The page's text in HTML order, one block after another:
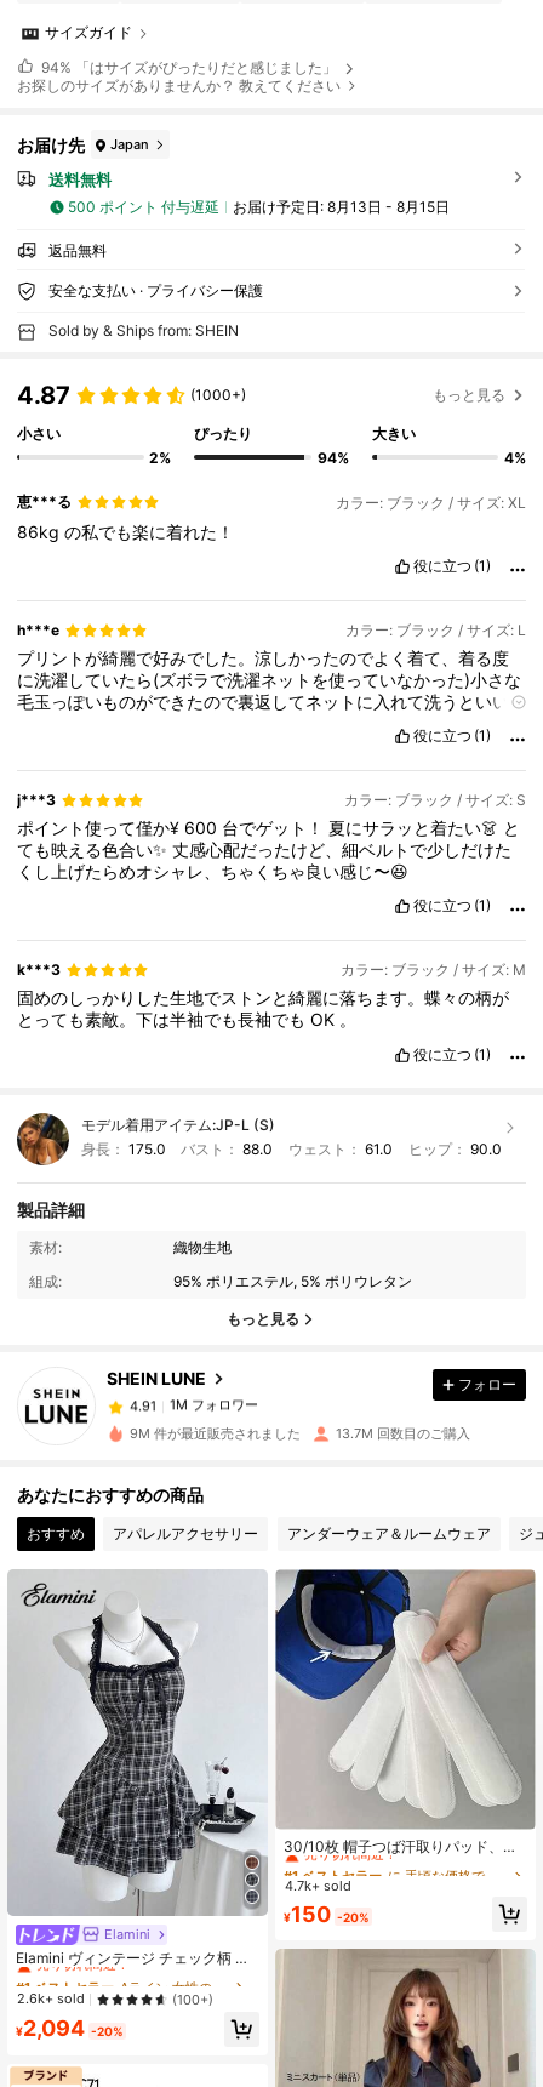
サイズガイド
94% 「はサイズがぴったりだと感じました」
お探しのサイズがありませんか？ 教えてください
お届け先 Japan
送料無料
500 ポイント 付与遅延 お届け予定日: 8月13日 - 8月15日
返品無料
安全な支払い · プライバシー保護
Sold by & Ships from: SHEIN
4.87 (1000+) もっと見る
小さい
2%
ぴったり
94%
大きい
4%
恵***る カラー: ブラック / サイズ: XL
86kgの私でも楽に着れた！
役に立つ (1)
h***e カラー: ブラック / サイズ: L
プリントが綺麗で好みでした。涼しかったのでよく着て、着る度
に洗濯していたら(ズボラで洗濯ネットを使っていなかった)小さな
毛玉っぽいものができたので裏返してネットに入れて洗うといい
ないので画像みたいに広がるわけではないです。動くとひらひら
します。長さもしっかりあるので階段では裾を踏んで転ばないよ
う注意です笑
役に立つ (1)
j***3 カラー: ブラック / サイズ: S
ポイント使って僅か¥ 600 台でゲット！ 夏にサラッと着たい👗 と
ても映える色合い✨丈感心配だったけど、細ベルトで少しだけた
くし上げたらめオシャレ、ちゃくちゃ良い感じ〜😆
役に立つ (1)
k***3 カラー: ブラック / サイズ: M
固めのしっかりした生地でストンと綺麗に落ちます。蝶々の柄が
とっても素敵。下は半袖でも長袖でもOK 。
役に立つ (1)
モデル着用アイテム:JP-L (S)
身長： 175.0 バスト：88.0 ウェスト： 61.0 ヒップ： 90.0
製品詳細
素材:
織物生地
組成:
95% ポリエステル, 5% ポリウレタン
もっと見る
SHEIN LUNE
1M フォロワー
4.91
1M フォロワー
b***2 は1日前に購入しました
4.91 1M フォロワー
4.91
4.91 1M フォロワー
4.91 1M フォロワー
4.91 1M フォロワー
4.91 1M フォロワー
4.91 1M フォロワー
フォロー
9M 件が最近販売されました 13.7M 回数目のご購入
あなたにおすすめの商品
おすすめ アパレルアクセサリー アンダーウェア＆ルームウェア ジ
Elamini
Elamini ヴィンテージ チェック柄 レ
ース パッチワーク セクシー ホルタ
ーネック ノースリーブ 春夏新作 ウ
エストシェイプ スリム見え ティアー
ドドレス ホットガールスタイル 織り
生地 レディースワンピース
#1 ベストセラー
売り切れ間近！
#1 ベストセラー
売り切れ間近！
#1 ベストセラー
売り切れ間近！
#1 ベストセラー
売り切れ間近！
2.6k+ sold (100+)
¥2,094 -20%
30/10枚 帽子つば汗取りパッド、シ
ャツ襟汗取りガード、帽子裏汗取り
パッチ、白 通気性吸汗パッド、汗防
ットネス・旅行・新学期必需品
売り切れ間近！
#1 ベストセラー
売り切れ間近！
#1 ベストセラー
売り切れ間近！
#1 ベストセラー
4.7k+ sold
¥150 -20%